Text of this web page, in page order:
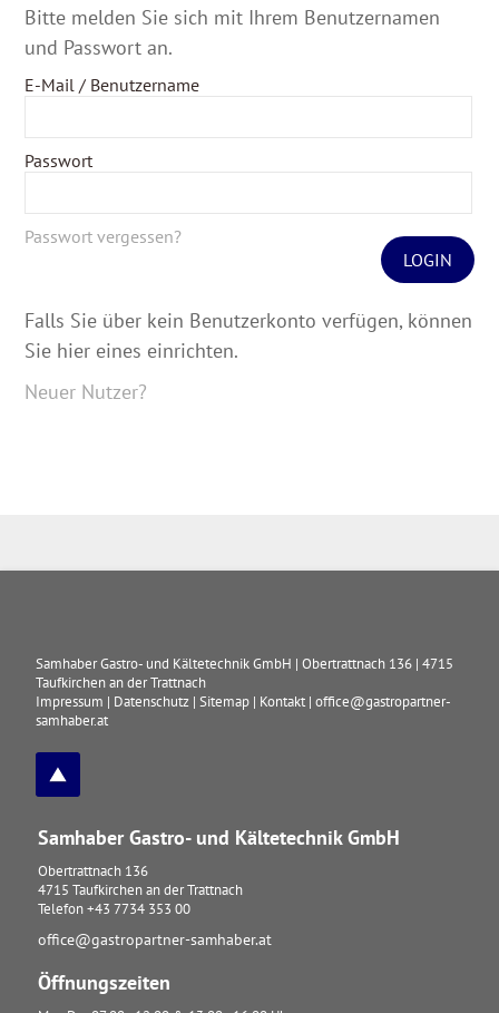
Bitte melden Sie sich mit Ihrem Benutzernamen
und Passwort an.
E-Mail / Benutzername
Passwort
LOGIN
Passwort vergessen?
Falls Sie über kein Benutzerkonto verfügen, können
Sie hier eines einrichten.
Neuer Nutzer?
Samhaber Gastro- und Kältetechnik GmbH |Obertrattnach 136 |4715
Taufkirchen an der Trattnach
Impressum | Datenschutz |Sitemap | Kontakt |office@gastropartner-
samhaber.at
Samhaber Gastro- und Kältetechnik GmbH
Obertrattnach 136
4715 Taufkirchen an der Trattnach
Telefon +43 7734 353 00
office@gastropartner-samhaber.at
Öffnungszeiten